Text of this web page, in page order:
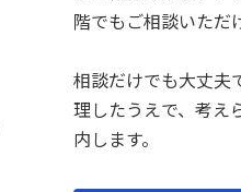
階でもご相談いただ
相談だけでも大丈夫
理したうえで、考え
内します。